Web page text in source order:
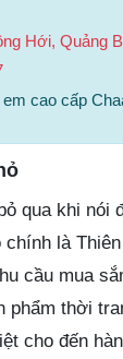
Hới, Quảng
cao cấp
qua khi nói
là
cầu mua
phẩm thời
cho đến